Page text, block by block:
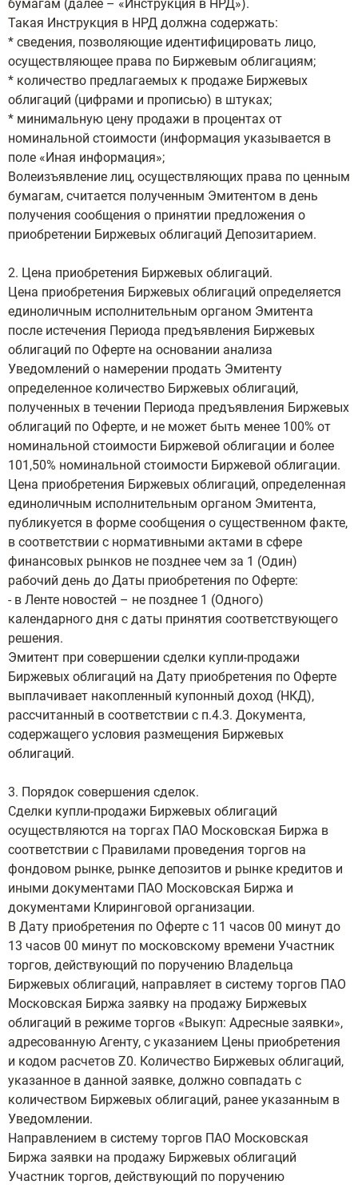
бумагам (далее – «Инструкция в НРД»).
Такая Инструкция в НРД должна содержать:
* сведения, позволяющие идентифицировать лицо,
осуществляющее права по Биржевым облигациям;
* количество предлагаемых к продаже Биржевых
облигаций (цифрами и прописью) в штуках;
* минимальную цену продажи в процентах от
номинальной стоимости (информация указывается в
поле «Иная информация»;
Волеизъявление лиц, осуществляющих права по ценным
бумагам, считается полученным Эмитентом в день
получения сообщения о принятии предложения о
приобретении Биржевых облигаций Депозитарием.
2. Цена приобретения Биржевых облигаций.
Цена приобретения Биржевых облигаций определяется
единоличным исполнительным органом Эмитента
после истечения Периода предъявления Биржевых
облигаций по Оферте на основании анализа
Уведомлений о намерении продать Эмитенту
определенное количество Биржевых облигаций,
полученных в течении Периода предъявления Биржевых
облигаций по Оферте, и не может быть менее 100% от
номинальной стоимости Биржевой облигации и более
101,50% номинальной стоимости Биржевой облигации.
Цена приобретения Биржевых облигаций, определенная
единоличным исполнительным органом Эмитента,
публикуется в форме сообщения о существенном факте,
в соответствии с нормативными актами в сфере
финансовых рынков не позднее чем за 1 (Один)
рабочий день до Даты приобретения по Оферте:
- в Ленте новостей – не позднее 1 (Одного)
календарного дня с даты принятия соответствующего
решения.
Эмитент при совершении сделки купли-продажи
Биржевых облигаций на Дату приобретения по Оферте
выплачивает накопленный купонный доход (НКД),
рассчитанный в соответствии с п.4.3. Документа,
содержащего условия размещения Биржевых
облигаций.
3. Порядок совершения сделок.
Сделки купли-продажи Биржевых облигаций
осуществляются на торгах ПАО Московская Биржа в
соответствии с Правилами проведения торгов на
фондовом рынке, рынке депозитов и рынке кредитов и
иными документами ПАО Московская Биржа и
документами Клиринговой организации.
В Дату приобретения по Оферте с 11 часов 00 минут до
13 часов 00 минут по московскому времени Участник
торгов, действующий по поручению Владельца
Биржевых облигаций, направляет в систему торгов ПАО
Московская Биржа заявку на продажу Биржевых
облигаций в режиме торгов «Выкуп: Адресные заявки»,
адресованную Агенту, с указанием Цены приобретения
и кодом расчетов Z0. Количество Биржевых облигаций,
указанное в данной заявке, должно совпадать с
количеством Биржевых облигаций, ранее указанным в
Уведомлении.
Направлением в систему торгов ПАО Московская
Биржа заявки на продажу Биржевых облигаций
Участник торгов, действующий по поручению